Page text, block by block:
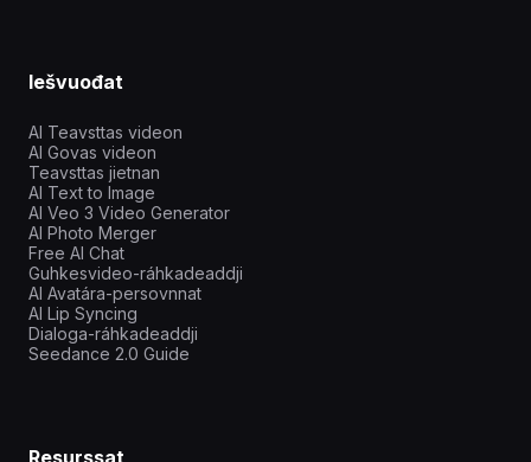
Iešvuođat
AI Teavsttas videon
AI Govas videon
Teavsttas jietnan
AI Text to Image
AI Veo 3 Video Generator
AI Photo Merger
Free AI Chat
Guhkesvideo-ráhkadeaddji
AI Avatára-persovnnat
AI Lip Syncing
Dialoga-ráhkadeaddji
Seedance 2.0 Guide
Resurssat